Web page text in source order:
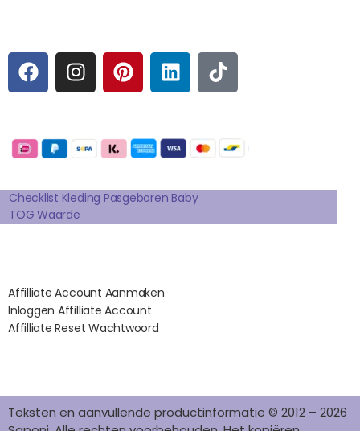
F
A
C
B
O
K
I
N
S
A
A
M
P
I
N
E
R
S
T
L
I
N
E
D
N
T
I
K
O
K
Checklist Kleding Pasgeboren Baby
TOG Waarde
Affilliate Account Aanmaken
Inloggen Affilliate Account
Affilliate Reset Wachtwoord
Teksten en aanvullende productinformatie © 2012 – 2026